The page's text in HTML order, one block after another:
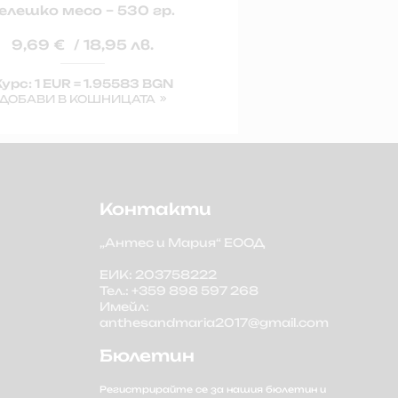
месо – 530 гр.
9,69 € / 18,95 лв.
1 EUR = 1.95583 BGN
В КОШНИЦАТА
Контакти
„Антес и Мария“ ЕООД
ЕИК: 203758222
Тел.: +359 898 597 268
Имейл:
anthesandmaria2017@gmail.com
Бюлетин
Регистрирайте се за нашия бюлетин и